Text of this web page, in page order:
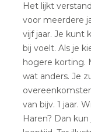
Het lijkt
voor meerdere
vijf jaar. Je kunt
bij voelt. Als je
hogere korting.
wat anders. Je
van bijv. 1 jaar.
Haren? Dan